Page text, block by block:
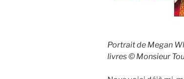
Portrait de Megan
livres © Monsieur